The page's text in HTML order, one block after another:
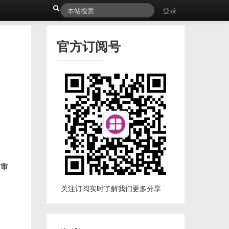
登录
审
官方订阅号
关注订阅实时了解我们更多分享